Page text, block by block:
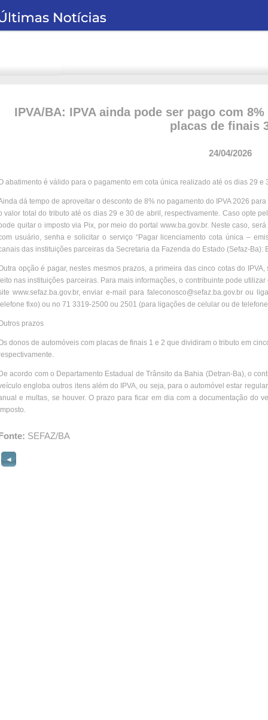
IPVA/BA: IPVA ainda pode ser pago com
placas de finais
24/04/2026
abatimento é válido para o pagamento em cota única realizado até os dias 29 e
dá tempo de aproveitar o desconto de 8% no pagamento do IPVA 2026
valor total do tributo até os dias 29 e 30 de abril, respectivamente. Caso opte
quitar o imposto via Pix, por meio do portal www.ba.gov.br. Neste caso,
usuário, senha e solicitar o serviço “Pagar licenciamento cota única –
das instituições parceiras da Secretaria da Fazenda do Estado (Sefaz-Ba):
opção é pagar, nestes mesmos prazos, a primeira das cinco cotas do
nas instituições parceiras. Para mais informações, o contribuinte pode
www.sefaz.ba.gov.br, enviar e-mail para faleconosco@sefaz.ba.gov.br ou
fixo) ou no 71 3319-2500 ou 2501 (para ligações de celular ou de
prazos
donos de automóveis com placas de finais 1 e 2 que dividiram o tributo em
acordo com o Departamento Estadual de Trânsito da Bahia (Detran-Ba), o
engloba outros itens além do IPVA, ou seja, para o automóvel estar
e multas, se houver. O prazo para ficar em dia com a documentação do
SEFAZ/BA
◄